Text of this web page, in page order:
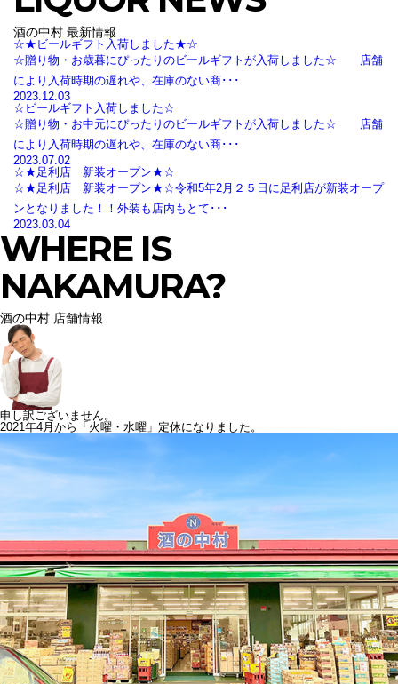
酒の中村 最新情報
☆★ビールギフト入荷しました★☆
☆贈り物・お歳暮にぴったりのビールギフトが入荷しました☆ 店舗
により入荷時期の遅れや、在庫のない商･･･
2023.12.03
☆ビールギフト入荷しました☆
☆贈り物・お中元にぴったりのビールギフトが入荷しました☆ 店舗
により入荷時期の遅れや、在庫のない商･･･
2023.07.02
☆★足利店 新装オープン★☆
☆★足利店 新装オープン★☆令和5年2月２５日に足利店が新装オープ
ンとなりました！！外装も店内もとて･･･
2023.03.04
WHERE IS
NAKAMURA?
酒の中村 店舗情報
申し訳ございません。
2021年4月から「火曜・水曜」定休になりました。